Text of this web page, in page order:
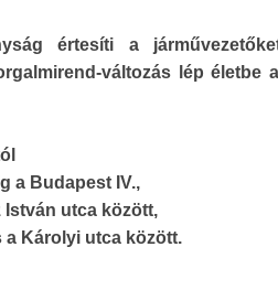
értesíti a
változás lép életbe
a Budapest IV.,
István utca között,
a Károlyi utca között.